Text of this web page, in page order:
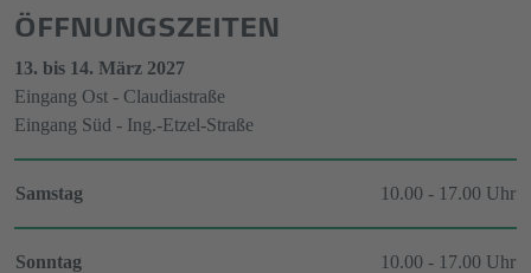
ÖFFNUNGSZEITEN
13. bis 14. März 2027
Eingang Ost - Claudiastraße
Eingang Süd - Ing.-Etzel-Straße
Samstag 10.00 - 17.00 Uhr
Sonntag 10.00 - 17.00 Uhr